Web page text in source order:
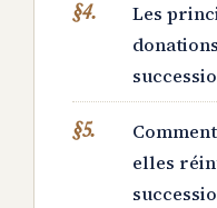
Les
elles